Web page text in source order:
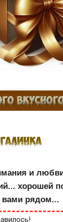
и
хорошей
вами рядом...